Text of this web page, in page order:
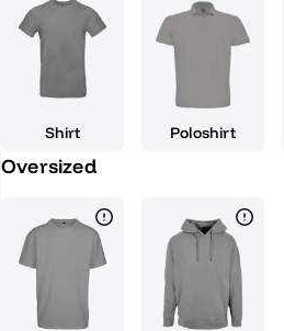
Es ist das ideale Geschenk,
großen Tag zu feiern und die
von der Begeisterung des
deines Lebens mit einem
Fußballfan bist oder einfach
ist das ding" und starte deine
zu glänzen, genau wie ein
Shirt Poloshirt
Oversized